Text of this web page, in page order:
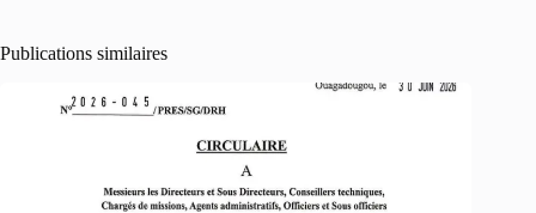
Publications similaires